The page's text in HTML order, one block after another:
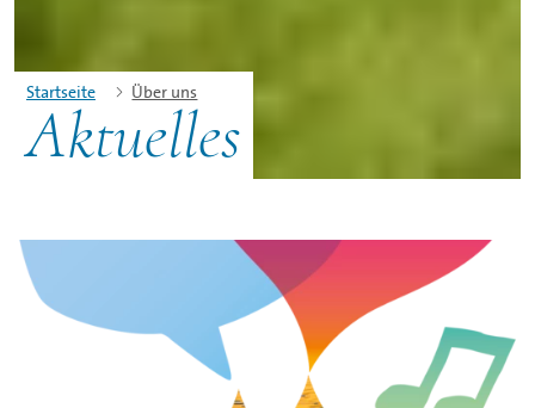
Startseite Über uns
Aktuelles